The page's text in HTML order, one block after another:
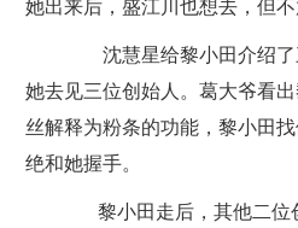
她出来后，盛江川也想去，但不
沈慧星给黎小田介绍了
她去见三位创始人。葛大爷看
丝解释为粉条的功能，黎小田
绝和她握手。
黎小田走后，其他二位